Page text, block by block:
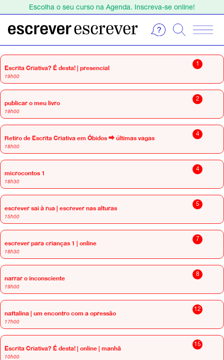
Escolha o seu curso na Agenda. Inscreva-se online!
Escolha o seu curso na Agenda. Inscreva-se online!
setembro 2026
1
Escrita Criativa? É desta! | presencial
19h00
2
publicar o meu livro
19h00
4
Retiro de Escrita Criativa em Óbidos ⮕ últimas vagas
18h00
4
microcontos 1
18h30
5
escrever sai à rua | escrever nas alturas
15h00
7
escrever para crianças 1 | online
18h30
8
narrar o inconsciente
19h00
12
naftalina | um encontro com a opressão
17h00
15
Escrita Criativa? É desta! | online | manhã
10h00